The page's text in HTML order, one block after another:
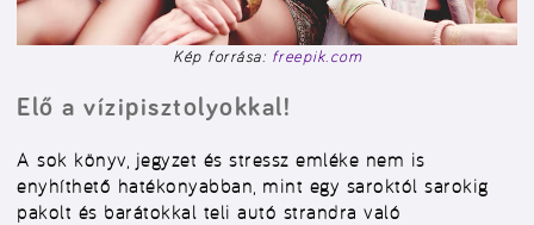
Kép forrása: freepik.com
Elő a vízipisztolyokkal!
A sok könyv, jegyzet és stressz emléke nem is
enyhíthető hatékonyabban, mint egy saroktól sarokig
pakolt és barátokkal teli autó strandra való